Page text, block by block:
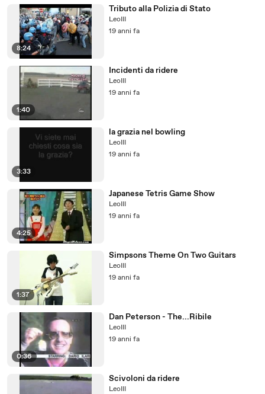
8:24
Tributo alla Polizia di Stato
LeoIII
19 anni fa
1:40
Incidenti da ridere
LeoIII
19 anni fa
3:33
la grazia nel bowling
LeoIII
19 anni fa
4:25
Japanese Tetris Game Show
LeoIII
19 anni fa
1:37
Simpsons Theme On Two Guitars
LeoIII
19 anni fa
0:36
Dan Peterson - The...Ribile
LeoIII
19 anni fa
Scivoloni da ridere
LeoIII